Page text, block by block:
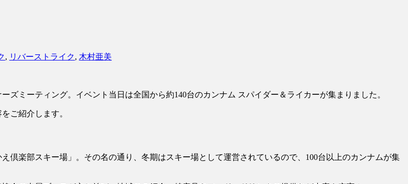
, リバーストライク, 木村亜美
ミーティング。イベント当日は全国から約140台のカンナム スパイダー＆ライカーが集まりました。
ご紹介します。
倶楽部スキー場」。その名の通り、冬期はスキー場として運営されているので、100台以上のカンナムが集